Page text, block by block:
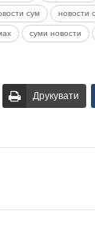
сум новости
суми новости
Друкувати